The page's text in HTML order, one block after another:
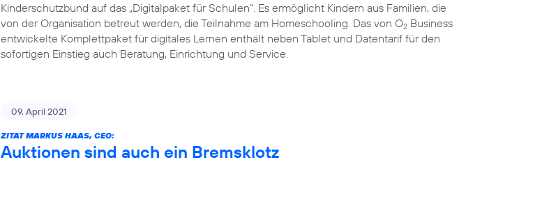
Kinderschutzbund auf das „Digitalpaket für Schulen“. Es ermöglicht Kindern aus Familien, die
von der Organisation betreut werden, die Teilnahme am Homeschooling. Das von O2 Business
entwickelte Komplettpaket für digitales Lernen enthält neben Tablet und Datentarif für den
sofortigen Einstieg auch Beratung, Einrichtung und Service.
09. April 2021
ZITAT MARKUS HAAS, CEO:
Auktionen sind auch ein Bremsklotz